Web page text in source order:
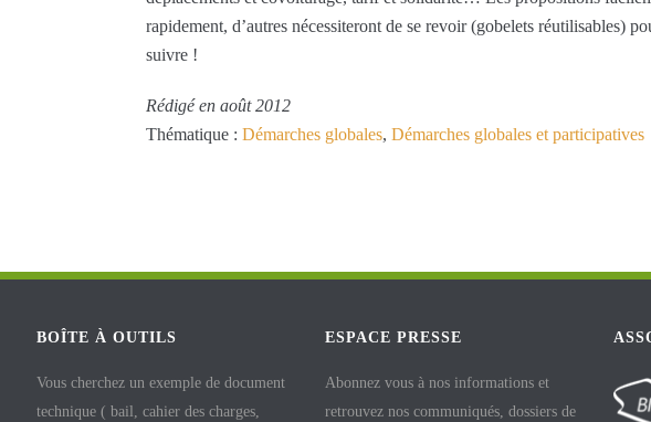
rapidement, d’autres nécessiteront de se revoir (gobelets réutilisables)
suivre !
Rédigé en août 2012
Thématique : Démarches globales, Démarches globales et participatives
BOÎTE À OUTILS
Vous cherchez un exemple de document
technique ( bail, cahier des charges,
ESPACE PRESSE
Abonnez vous à nos informations et
retrouvez nos communiqués, dossiers de